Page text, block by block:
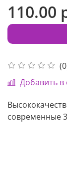
Добавить в
110.00
современные